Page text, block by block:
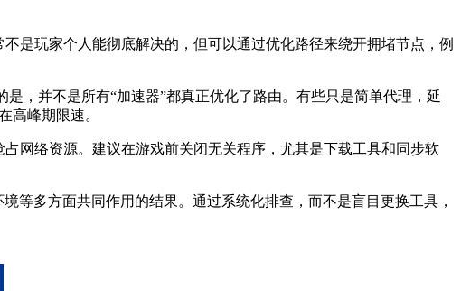
玩家个人能彻底解决的，但可以通过优化路径来绕开拥堵节点，例
，并不是所有“加速器”都真正优化了路由。有些只是简单代理，延
高峰期限速。
络资源。建议在游戏前关闭无关程序，尤其是下载工具和同步软
多方面共同作用的结果。通过系统化排查，而不是盲目更换工具，